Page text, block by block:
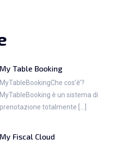
My Table Booking
MyTableBookingChe cos’è’?
MyTableBooking è un sistema di
prenotazione totalmente [...]
My Fiscal Cloud